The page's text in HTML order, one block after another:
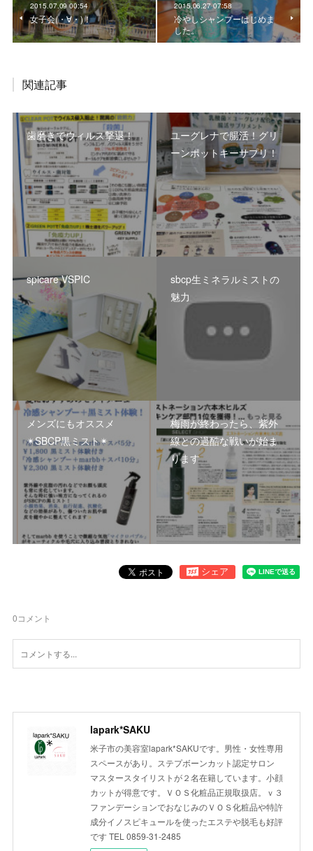
2015.07.09 00:54
女子会(・∀・)！
2015.06.27 07:58
冷やしシャンプーはじめま
した。
関連記事
歯磨きでウィルス撃退！
ユーグレナで腸活！グリ
ーンポットキーサプリ！
spicare VSPIC
sbcp生ミネラルミストの
魅力
メンズにもオススメ
✴︎SBCP黒ミスト✴︎
梅雨が終わったら、紫外
線との過酷な戦いが始ま
ります
0コメント
lapark*SAKU
米子市の美容室lapark*SAKUです。男性・女性専用
スペースがあり。ステプボーンカット認定サロン
マスタースタイリストが２名在籍しています。小顔
カットが得意です。ＶＯＳ化粧品正規取扱店。ｖ３
ファンデーションでおなじみのＶＯＳ化粧品や特許
成分イノスピキュールを使ったエステや脱毛も好評
です TEL 0859-31-2485